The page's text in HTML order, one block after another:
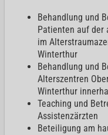
Behandlung und
Patienten auf der
im
Winterthur
Behandlung und
Alterszentren
Winterthur
Teaching und
Assistenzärzten
Beteiligung am